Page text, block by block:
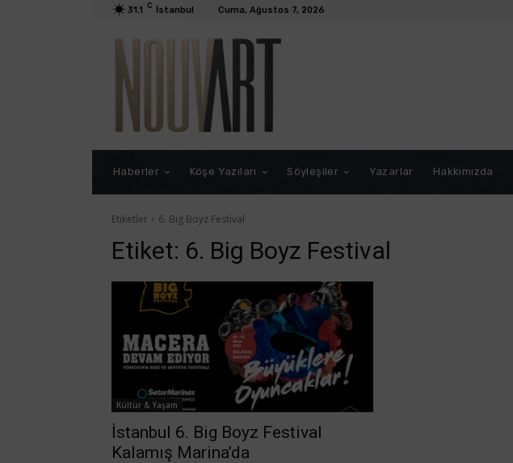
31.1 C İstanbul Cuma, Ağustos 7, 2026
Haberler Köşe Yazıları Söyleşiler Yazarlar Hakkımızda
Etiketler 6. Big Boyz Festival
Etiket: 6. Big Boyz Festival
Kültür & Yaşam
İstanbul 6. Big Boyz Festival
Kalamış Marina’da